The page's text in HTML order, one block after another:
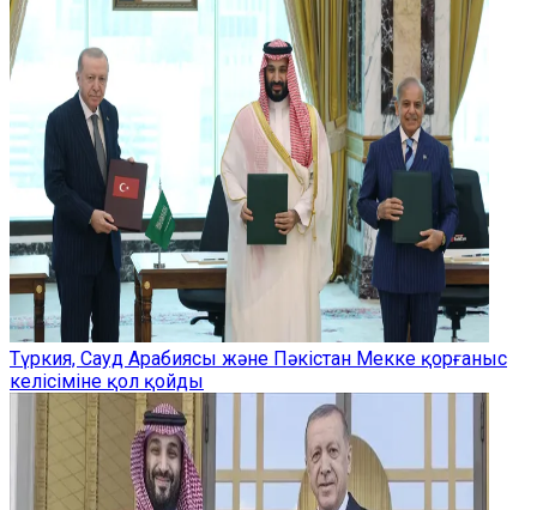
Түркия, Сауд Арабиясы және Пәкістан Мекке қорғаныс
келісіміне қол қойды